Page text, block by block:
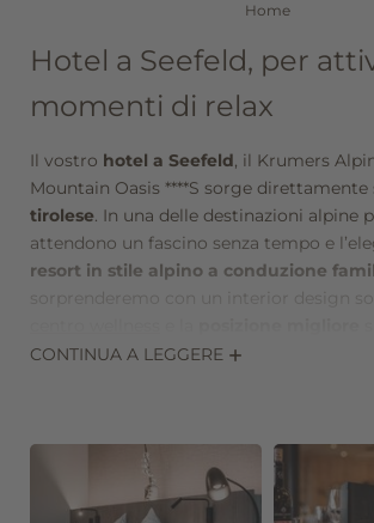
Home
Hotel a Seefeld, per
momenti di relax
Il vostro hotel a Seefeld, il Krumers
Mountain Oasis ****S sorge direttamente
tirolese. In una delle destinazioni alpine
attendono un fascino senza tempo e
resort in stile alpino a conduzione
sorprenderemo con un interior design
altopiano soleggiato, famoso in tutto il
particolarmente esclusivo, ma anche un
, poiché è il punto di partenza
le attività outdoor e il rifugio ideale per
CONTINUA A LEGGERE